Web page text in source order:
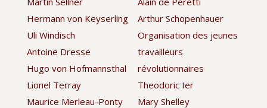
Hermann von Keyserling
Uli Windisch
Antoine Dresse
Hugo von Hofmannsthal
Lionel Terray
Maurice Merleau-Ponty
Arthur Schopenhauer
Organisation des jeunes
travailleurs
révolutionnaires
Theodoric Ier
Mary Shelley